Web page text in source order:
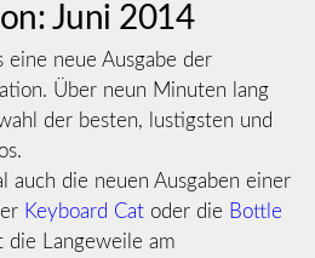
Juni 2014
neue Ausgabe der
Über neun Minuten lang
der besten, lustigsten und
auch die neuen Ausgaben einer
Keyboard Cat oder die Bottle
die Langeweile am